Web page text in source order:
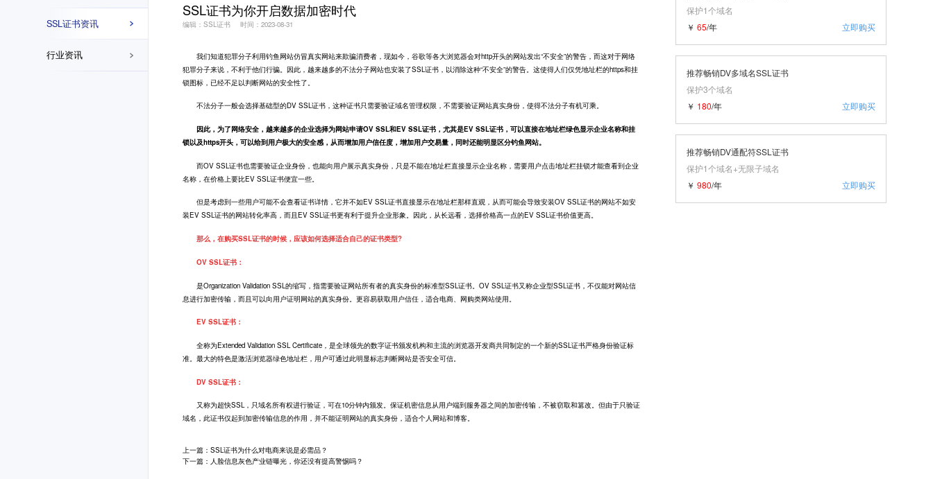
SSL证书资讯
行业资讯
SSL证书为你开启数据加密时代
编辑：SSL证书 时间：2023-08-31
我们知道犯罪分子利用钓鱼网站仿冒真实网站来欺骗消费者，现如今，谷歌等各大浏览器会对http开头的网站发出“不安全”的警告，而这对于网络
犯罪分子来说，不利于他们行骗。因此，越来越多的不法分子网站也安装了SSL证书 ，以消除这种“不安全”的警告。这使得人们仅凭地址栏的https和挂
锁图标，已经不足以判断网站的安全性了。
不法分子一般会选择基础型的DV SSL证书，这种证书只需要验证域名管理权限，不需要验证网站真实身份，使得不法分子有机可乘。
因此，为了网络安全，越来越多的企业选择为网站申请OV SSL和EV SSL证书，尤其是EV SSL证书，可以直接在地址栏绿色显示企业名称和挂
锁以及https开头，可以给到用户极大的安全感，从而增加用户信任度，增加用户交易量，同时还能明显区分钓鱼网站。
而OV SSL证书也需要验证企业身份，也能向用户展示真实身份，只是不能在地址栏直接显示企业名称，需要用户点击地址栏挂锁才能查看到企业
名称，在价格上要比EV SSL证书便宜一些。
但是考虑到一些用户可能不会查看证书详情，它并不如EV SSL证书直接显示在地址栏那样直观，从而可能会导致安装OV SSL证书的网站不如安
装EV SSL证书的网站转化率高，而且EV SSL证书更有利于提升企业形象。因此，从长远看，选择价格高一点的EV SSL证书价值更高。
那么，在购买SSL证书的时候，应该如何选择适合自己的证书类型?
OV SSL证书：
是Organization Validation SSL的缩写，指需要验证网站所有者的真实身份的标准型SSL证书。OV SSL证书又称企业型SSL证书，不仅能对网站信
息进行加密传输，而且可以向用户证明网站的真实身份。更容易获取用户信任，适合电商、网购类网站使用。
EV SSL证书：
全称为Extended Validation SSL Certificate，是全球领先的数字证书颁发机构和主流的浏览器开发商共同制定的一个新的SSL证书严格身份验证标
准。最大的特色是激活浏览器绿色地址栏，用户可通过此明显标志判断网站是否安全可信。
DV SSL证书：
又称为超快SSL，只域名所有权进行验证，可在10分钟内颁发。保证机密信息从用户端到服务器之间的加密传输，不被窃取和篡改。但由于只验证
域名，此证书仅起到加密传输信息的作用，并不能证明网站的真实身份，适合个人网站和博客。
上一篇：SSL证书为什么对电商来说是必需品？
下一篇：人脸信息灰色产业链曝光，你还没有提高警惕吗？
保护1个域名
立即购买
￥ 65/年
推荐畅销DV多域名SSL证书
保护3个域名
立即购买
￥ 180/年
推荐畅销DV通配符SSL证书
保护1个域名+无限子域名
立即购买
￥ 980/年